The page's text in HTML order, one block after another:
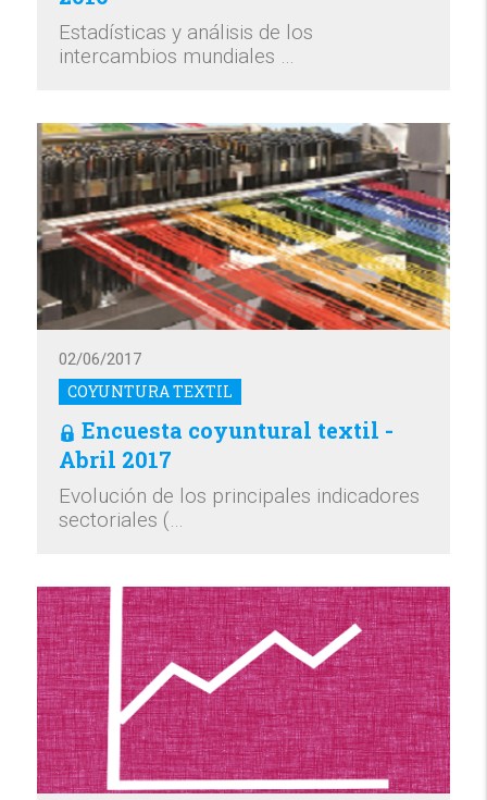
Estadísticas y análisis de los
intercambios mundiales …
COYUNTURA TEXTIL
02/06/2017
Encuesta coyuntural textil -
Abril 2017
Evolución de los principales indicadores
sectoriales (…